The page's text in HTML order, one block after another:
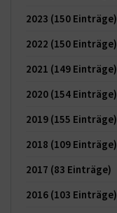
2023 (150 Einträge)
2022 (150 Einträge)
2021 (149 Einträge)
2020 (154 Einträge)
2019 (155 Einträge)
2018 (109 Einträge)
2017 (83 Einträge)
2016 (103 Einträge)